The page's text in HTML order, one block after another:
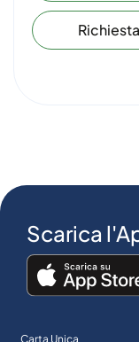
Scarica
Carta Unica